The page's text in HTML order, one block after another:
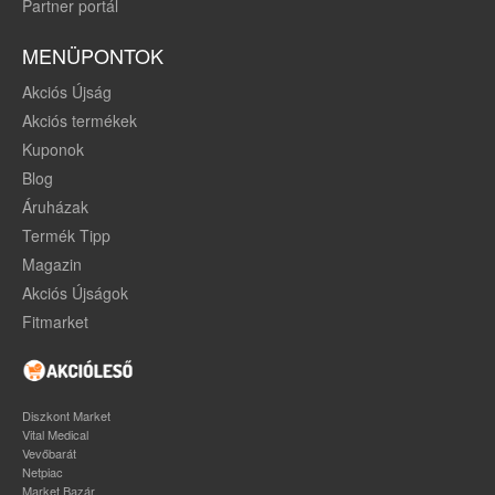
Partner portál
MENÜPONTOK
Akciós Újság
Akciós termékek
Kuponok
Blog
Áruházak
Termék Tipp
Magazin
Akciós Újságok
Fitmarket
Diszkont Market
Vital Medical
Vevőbarát
Netpiac
Market Bazár